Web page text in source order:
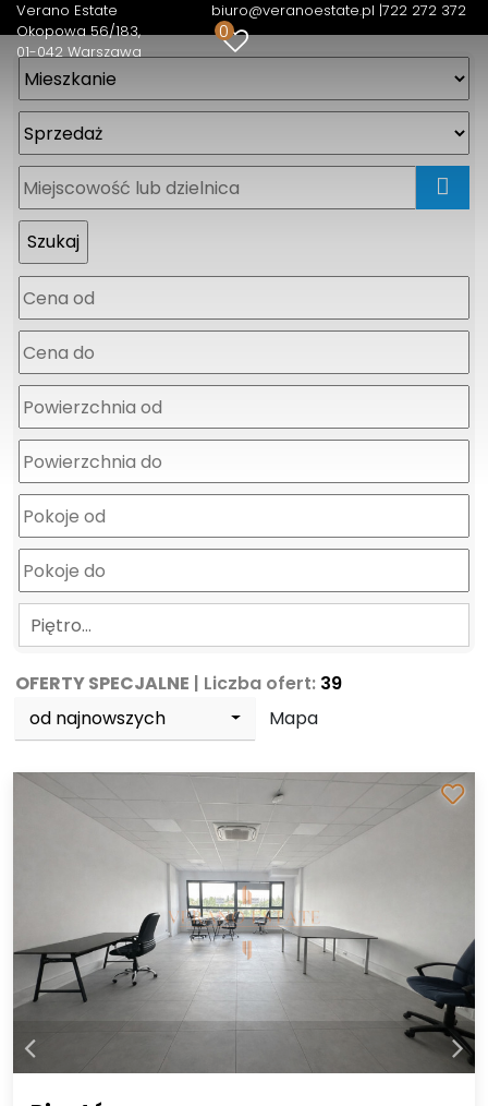
Verano Estate
Okopowa 56/183
01-042 Warszawa
biuro@veranoestate.pl |722 272 372
0
Piętro…
OFERTY SPECJALNE | Liczba ofert: 39
od najnowszych
Mapa